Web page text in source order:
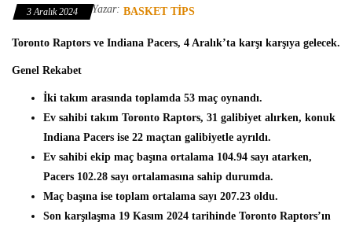
3 Aralık 2024 Yazar: BASKET TIPS
Toronto Raptors ve Indiana Pacers, 4 Aralık’ta karşı karşıya gelecek.
Genel Rekabet
İki takım arasında toplamda 53 maç oynandı.
Ev sahibi takım Toronto Raptors, 31 galibiyet alırken, konuk
Indiana Pacers ise 22 maçtan galibiyetle ayrıldı.
Ev sahibi ekip maç başına ortalama 104.94 sayı atarken,
Pacers 102.28 sayı ortalamasına sahip durumda.
Maç başına ise toplam ortalama sayı 207.23 oldu.
Son karşılaşma 19 Kasım 2024 tarihinde Toronto Raptors’ın